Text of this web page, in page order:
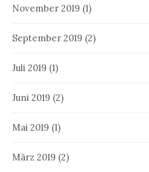
November 2019 (1)
September 2019 (2)
Juli 2019 (1)
Juni 2019 (2)
Mai 2019 (1)
März 2019 (2)